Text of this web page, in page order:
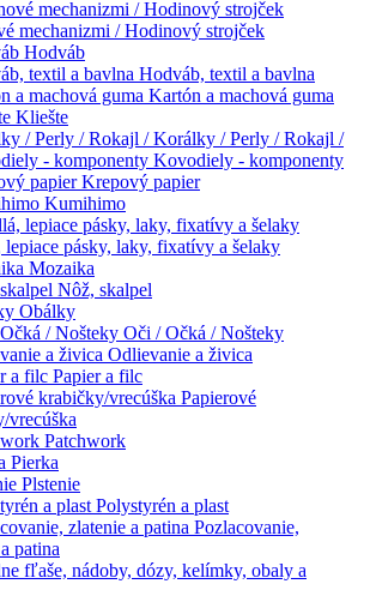
mechanizmi / Hodinový strojček
Hodváb
Hodváb, textil a bavlna
Kartón a machová guma
Kliešte
Korálky / Perly / Rokajl /
Kovodiely - komponenty
Krepový papier
Kumihimo
pásky, laky, fixatívy a šelaky
Mozaika
Nôž, skalpel
Obálky
Oči / Očká / Nošteky
Odlievanie a živica
Papier a filc
Papierové
vrecúška
Patchwork
Pierka
Plstenie
Polystyrén a plast
Pozlacovanie,
patina